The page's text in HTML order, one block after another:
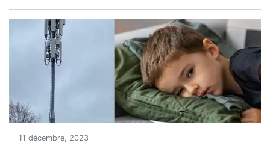
11 décembre, 2023